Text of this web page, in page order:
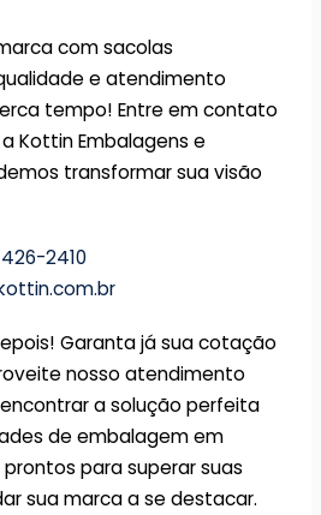
com sacolas
e atendimento
tempo! Entre em contato
Kottin Embalagens e
transformar sua visão
2410
Garanta já sua cotação
nosso atendimento
a solução perfeita
de embalagem em
prontos para superar suas
sua marca a se destacar.